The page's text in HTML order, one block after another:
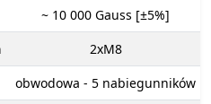
~ 10 000 Gauss [±5%]
2xM8
obwodowa - 5 nabiegunników